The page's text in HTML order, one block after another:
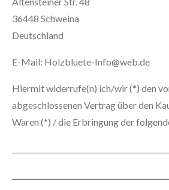
36448 Schweina
Deutschland
E-Mail: Holzbluete-Info@web.de
Hiermit widerrufe(n) ich/wir (*) den
abgeschlossenen Vertrag über den
Waren (*) / die Erbringung der